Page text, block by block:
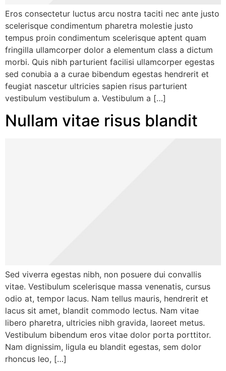
Eros consectetur luctus arcu nostra taciti nec ante justo
scelerisque condimentum pharetra molestie justo
tempus proin condimentum scelerisque aptent quam
fringilla ullamcorper dolor a elementum class a dictum
morbi. Quis nibh parturient facilisi ullamcorper egestas
sed conubia a a curae bibendum egestas hendrerit et
feugiat nascetur ultricies sapien risus parturient
vestibulum vestibulum a. Vestibulum a […]
Nullam vitae risus blandit
Sed viverra egestas nibh, non posuere dui convallis
vitae. Vestibulum scelerisque massa venenatis, cursus
odio at, tempor lacus. Nam tellus mauris, hendrerit et
lacus sit amet, blandit commodo lectus. Nam vitae
libero pharetra, ultricies nibh gravida, laoreet metus.
Vestibulum bibendum eros vitae dolor porta porttitor.
Nam dignissim, ligula eu blandit egestas, sem dolor
rhoncus leo, […]